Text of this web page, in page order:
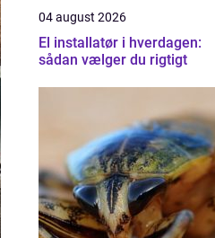
04 august 2026
El installatør i hverdagen:
sådan vælger du rigtigt